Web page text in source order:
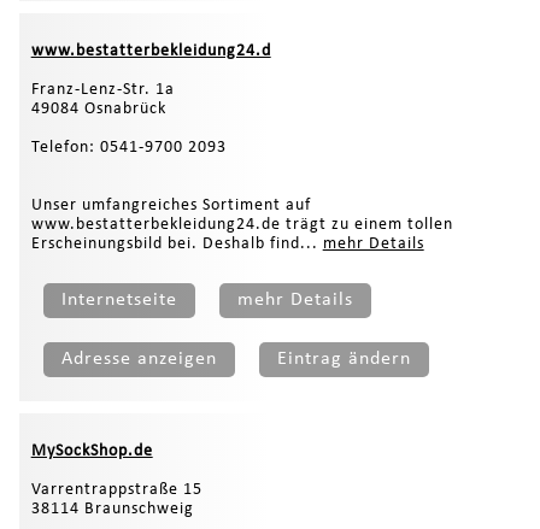
www.bestatterbekleidung24.d
Franz-Lenz-Str. 1a
49084 Osnabrück
Telefon: 0541-9700 2093
Unser umfangreiches Sortiment auf
www.bestatterbekleidung24.de trägt zu einem tollen
Erscheinungsbild bei. Deshalb find... mehr Details
Internetseite mehr Details
Adresse anzeigen Eintrag ändern
MySockShop.de
Varrentrappstraße 15
38114 Braunschweig